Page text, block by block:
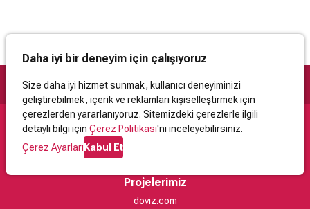
Daha iyi bir deneyim için çalışıyoruz
Size daha iyi hizmet sunmak, kullanıcı deneyiminizi
geliştirebilmek, içerik ve reklamları kişiselleştirmek için
çerezlerden yararlanıyoruz. Sitemizdeki çerezlerle ilgili
detaylı bilgi için Çerez Politikası'nı inceleyebilirsiniz.
Çerez AyarlarıKabul Et
Destek
İletişimYardımKullanıcı Sözleşmesi
Projelerimiz
doviz.com